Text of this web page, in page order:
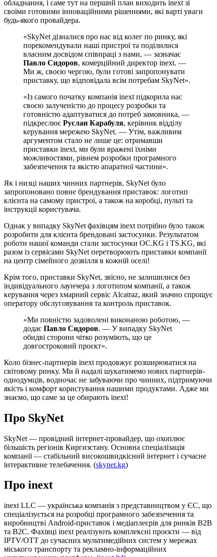
обладнання, і саме тут на перший план виходить inext зі
своїми готовими інноваційними рішеннями, які варті уваги
будь-якого провайдера.
«SkyNet дізналися про нас від колег по ринку, які
порекомендували наші пристрої та поділилися
власним досвідом співпраці з нами, — зазначає
Павло Сидоров, комерційний директор inext. —
Ми ж, своєю чергою, були готові запропонувати
приставку, що відповідала всім потребам SkyNet».
«Із самого початку компанія inext підкорила нас
своєю залученістю до процесу розробки та
готовністю адаптуватися до потреб замовника, —
підкреслює Руслан Карабуля, керівник відділу
керування мережею SkyNet. — Утім, важливим
аргументом стало не лише це: отримавши
приставки inext, ми були вражені їхніми
можливостями, рівнем розробки програмного
забезпечення та якістю апаратної частини».
Як і низці наших чинних партнерів, SkyNet було
запропоновано повне брендування приставок: логотип
клієнта на самому пристрої, а також на коробці, пульті та
інструкції користувача.
Однак у випадку SkyNet фахівцям inext потрібно було також
розробити для клієнта брендовані застосунки. Результатом
роботи нашої команди стали застосунки OC.KG і TS.KG, які
разом із сервісами SkyNet перетворюють приставки компанії
на центр сімейного дозвілля в кожній оселі!
Крім того, приставки SkyNet, звісно, не залишилися без
індивідуального лаунчера з логотипом компанії, а також
керування через хмарний сервіс Alcatraz, який значно спрощує
оператору обслуговування та контроль приставок.
«Ми повністю задоволені виконаною роботою, —
додає Павло Сидоров. — У випадку SkyNet
обидві сторони чітко розуміють, що це
довгостроковий проєкт».
Коло бізнес-партнерів inext продовжує розширюватися на
світовому ринку. Ми й надалі шукатимемо нових партнерів-
однодумців, водночас не забуваючи про чинних, підтримуючи
якість і комфорт користування нашими продуктами. Адже ми
знаємо, що саме за це обирають inext!
Про SkyNet
SkyNet — провідний інтернет-провайдер, що охоплює
більшість регіонів Киргизстану. Основна спеціалізація
компанії — стабільний високошвидкісний інтернет і сучасне
інтерактивне телебачення. (skynet.kg)
Про inext
inext LLC — українська компанія з представництвом у ЄС, що
спеціалізується на розробці програмного забезпечення та
виробництві Android-приставок і медіаплеєрів для ринків B2B
та B2C. Фахівці inext реалізують комплексні проєкти — від
IPTV/OTT до сучасних мультимедійних систем у мережах
міського транспорту та рекламно-інформаційних